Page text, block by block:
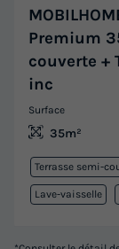
Premium
couverte +
inc
Surface
35m²
Terrasse semi-
Lave-vaisselle